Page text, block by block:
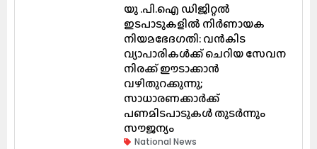
യു .പി.ഐ ഡിജിറ്റൽ
ഇടപാടുകളിൽ നിർണായക
നിയമഭേദഗതി: വൻകിട
വ്യാപാരികൾക്ക് ചെറിയ സേവന
നിരക്ക് ഈടാക്കാൻ
വഴിതുറക്കുന്നു;
സാധാരണക്കാർക്ക്
പണമിടപാടുകൾ തുടർന്നും
സൗജന്യം
National News